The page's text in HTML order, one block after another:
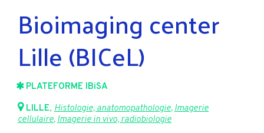
Bioimaging center
Lille (BICeL)
PLATEFORME IBiSA
LILLE, Histologie, anatomopathologie, Imagerie
cellulaire, Imagerie in vivo, radiobiologie